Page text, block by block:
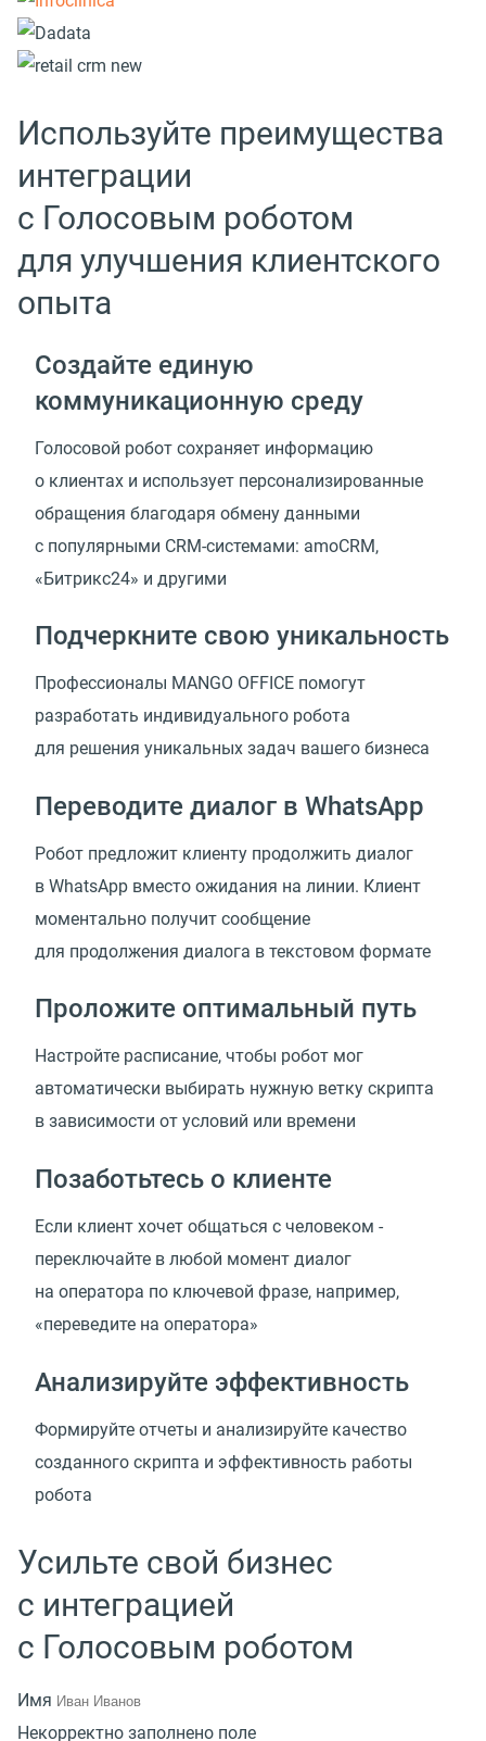
Используйте преимущества
интеграции
с Голосовым роботом
для улучшения клиентского
опыта
Создайте единую
коммуникационную среду
Голосовой робот сохраняет информацию
о клиентах и использует персонализированные
обращения благодаря обмену данными
с популярными CRM-системами: amoCRM,
«Битрикс24» и другими
Подчеркните свою уникальность
Профессионалы MANGO OFFICE помогут
разработать индивидуального робота
для решения уникальных задач вашего бизнеса
Переводите диалог в WhatsApp
Робот предложит клиенту продолжить диалог
в WhatsApp вместо ожидания на линии. Клиент
моментально получит сообщение
для продолжения диалога в текстовом формате
Проложите оптимальный путь
Настройте расписание, чтобы робот мог
автоматически выбирать нужную ветку скрипта
в зависимости от условий или времени
Позаботьтесь о клиенте
Если клиент хочет общаться с человеком -
переключайте в любой момент диалог
на оператора по ключевой фразе, например,
«переведите на оператора»
Анализируйте эффективность
Формируйте отчеты и анализируйте качество
созданного скрипта и эффективность работы
робота
Усильте свой бизнес
с интеграцией
с Голосовым роботом
Имя
Некорректно заполнено поле